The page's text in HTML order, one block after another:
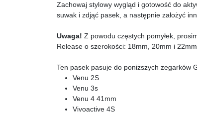
Zachowaj stylowy wygląd i gotowość do
suwak i zdjąć pasek, a następnie założyć
Uwaga! Z powodu częstych pomyłek,
Release o szerokości: 18mm, 20mm i 22mm.
Ten pasek pasuje do poniższych zegarków
Venu 2S
Venu 3s
Venu 4 41mm
Vivoactive 4S